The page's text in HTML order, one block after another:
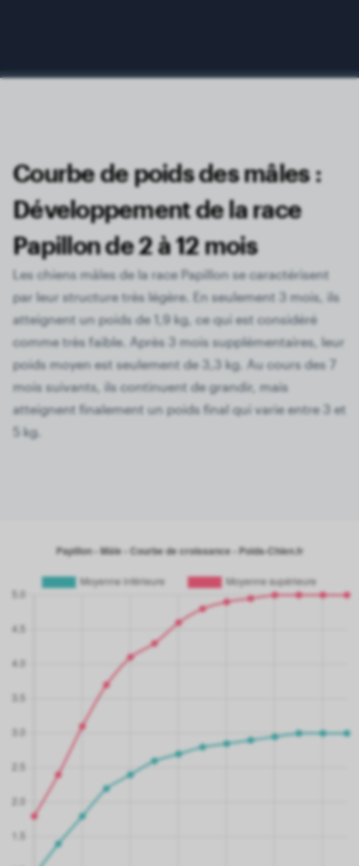
Courbe de poids des mâles :
Développement de la race
Papillon de 2 à 12 mois
Les chiens mâles de la race Papillon se caractérisent
par leur structure très légère. En seulement 3 mois, ils
atteignent un poids de 1,9 kg, ce qui est considéré
comme très faible. Après 3 mois supplémentaires, leur
poids moyen est seulement de 3,3 kg. Au cours des 7
mois suivants, ils continuent de grandir, mais
atteignent finalement un poids final qui varie entre 3 et
5 kg.